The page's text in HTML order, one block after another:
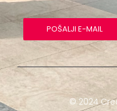
POŠALJI E-MAIL
© 2024